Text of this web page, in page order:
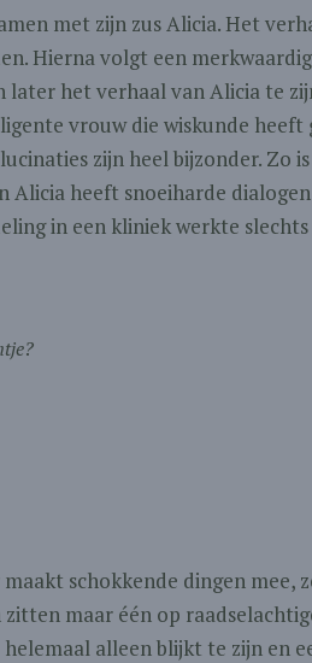
met zijn zus Alicia. Het
Hierna volgt een
het verhaal van Alicia te
vrouw die wiskunde
zijn heel bijzonder. Zo
Alicia heeft snoeiharde
in een kliniek werkte
schokkende dingen mee,
maar één op
alleen blijkt te zijn en